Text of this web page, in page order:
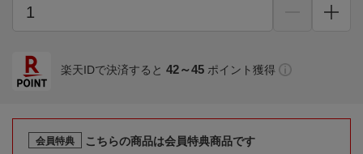
楽天IDで決済すると 42～45 ポイント獲得
会員特典
こちらの商品は会員特典商品です